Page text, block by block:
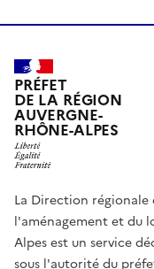
PRÉFET
DE LA RÉGION
AUVERGNE-
RHÔNE-ALPES
La Direction
l'aménagement et du
Alpes est un service
sous l'autorité du